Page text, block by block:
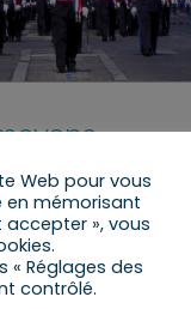
pour
14 Oct 2020 | La Circo
parlementaire
Web pour vous
en mémorisant
accepter », vous
« Réglages des
contrôlé.